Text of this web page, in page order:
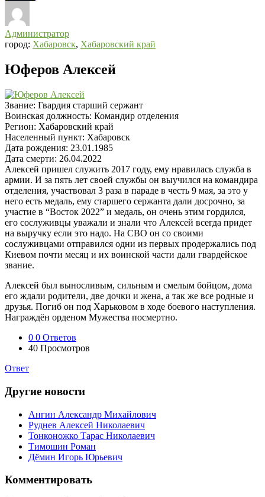
Администратор
город: Хабаровск, Хабаровский край
Юферов Алексей
Звание: Гвардия старший сержант
Воинская должность: Командир отделения
Регион: Хабаровский край
Населенный пункт: Хабаровск
Дата рождения: 23.01.1985
Дата смерти: 26.04.2022
Алексей пришел служить 2017 году, ему нравилась служба в
армии. И за пять лет своей службы он выучился на командира
отделения, участвовал 3 раза в параде в честь 9 мая, за это у
него есть медаль, ему старшего сержанта дали досрочно, за
участие в “Восток 2022” и медаль, он очень этим гордился,
его сослуживцы уважали и знали что Алексей всегда придет
на выручку если это надо. На СВО он со своими
сослуживцами отправился одни из первых продержались под
Киевом почти месяц и их воинской части дали гвардейское
звание.
Алексей был выносливым, сильным и смелым бойцом, дома
его ждали родители, две дочки и жена, а так же все родные и
друзья. Погиб он под Харьковом в ходе боевого наступления.
Награждён орденом Мужества посмертно.
0 0 Ответов
40 Просмотров
Ответ
Другие новости
Ангин Александр Михайлович
Руднев Алексей Николаевич
Тонконожко Тарас Николаевич
Тимошин Роман
Дёмин Игорь Юрьевич
Комментировать